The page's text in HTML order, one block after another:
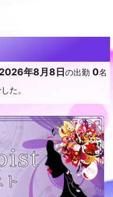
2026年8月8日の出勤 0名
た。